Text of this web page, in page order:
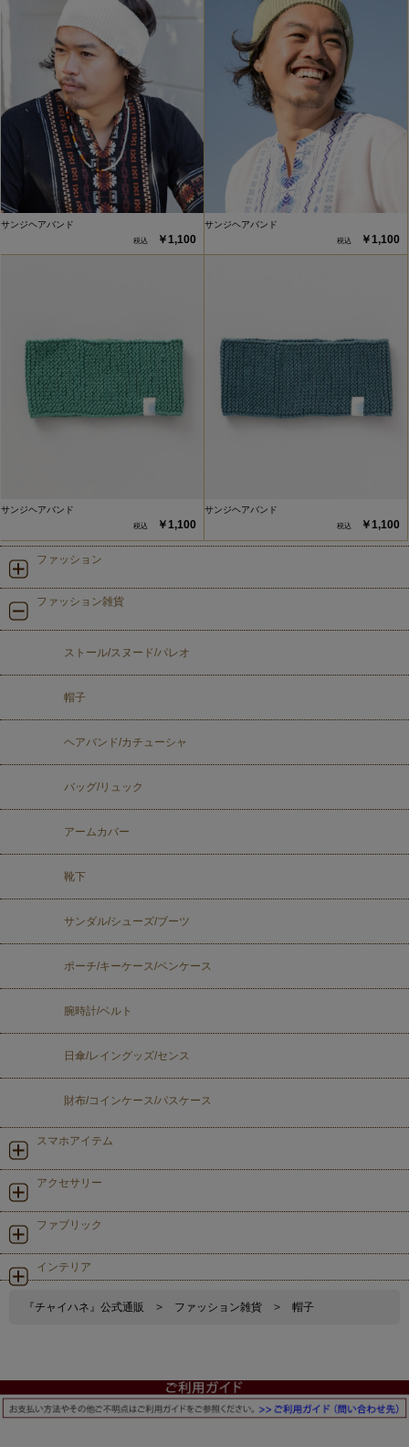
サンジヘアバンド
￥1,100
サンジヘアバンド
￥1,100
サンジヘアバンド
￥1,100
サンジヘアバンド
￥1,100
ファッション
ファッション雑貨
ストール/スヌード/パレオ
帽子
ヘアバンド/カチューシャ
バッグ/リュック
アームカバー
靴下
サンダル/シューズ/ブーツ
ポーチ/キーケース/ペンケース
腕時計/ベルト
日傘/レイングッズ/センス
財布/コインケース/パスケース
スマホアイテム
アクセサリー
ファブリック
インテリア
『チャイハネ』公式通販 > ファッション雑貨 > 帽子